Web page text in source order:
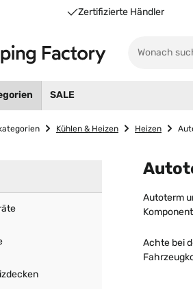
Unsere Vorteile für Sie
Zertifizierte Händler
SALE
Kühlen & Heizen Heizen
Autoterm
Achte bei